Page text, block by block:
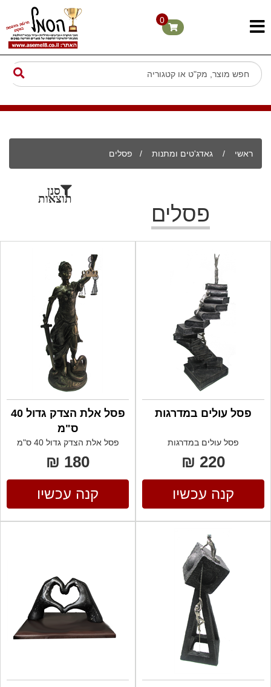
0
ראשי / גאדג'טים ומתנות / פסלים
סנן
תוצאות
פסלים
פסל עולים במדרגות
פסל עולים במדרגות
220 ₪
קנה עכשיו
פסל אלת הצדק גדול 40
ס"מ
פסל אלת הצדק גדול 40 ס"מ
180 ₪
קנה עכשיו